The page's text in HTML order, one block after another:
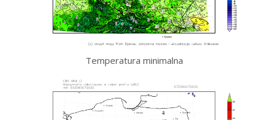
Temperatura minimalna